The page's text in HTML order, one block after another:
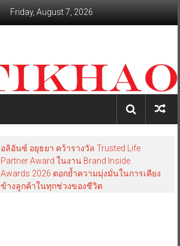
Friday, August 7, 2026
อลิอันซ์ อยุธยา คว้ารางวัล Trusted Life
Partner Award ในงาน Brand Inside
Awards 2026 ตอกย้ำความมุ่งมั่นในการเคียง
ข้างลูกค้าในทุกช่วงของชีวิต